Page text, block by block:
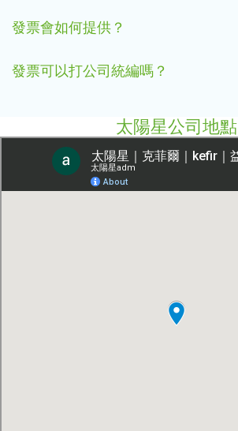
發票會如何提供？
發票可以打公司統編嗎？
太陽星公司地點